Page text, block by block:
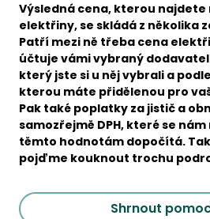
Výsledná cena, kterou
elektřiny, se skládá z několika
Patří mezi ně třeba cena
účtuje vámi vybraný
který jste si u něj vybrali a
kterou máte přidělenou pro
Pak také poplatky za jistič a
samozřejmě DPH, které se
těmto hodnotám dopočítá.
pojďme kouknout trochu
Shrnout